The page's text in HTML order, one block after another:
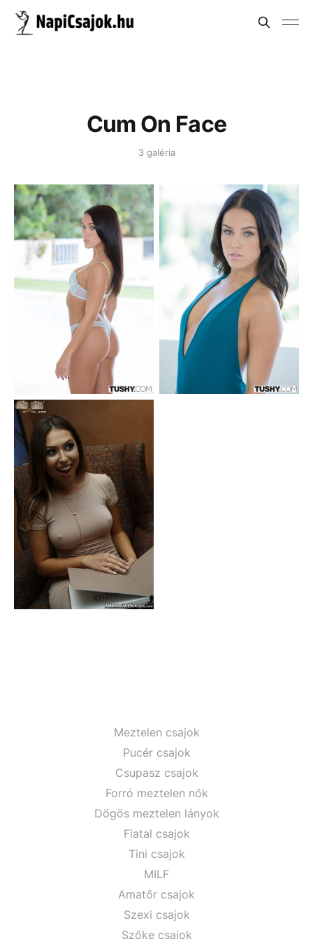
Cum On Face
3 galéria
Meztelen csajok
Pucér csajok
Csupasz csajok
Forró meztelen nők
Dögös meztelen lányok
Fiatal csajok
Tini csajok
MILF
Amatőr csajok
Szexi csajok
Szőke csajok